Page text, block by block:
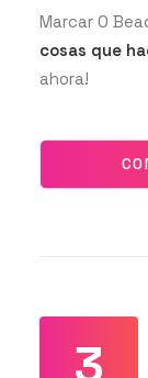
Marcar O
cosas que
ahora!
3